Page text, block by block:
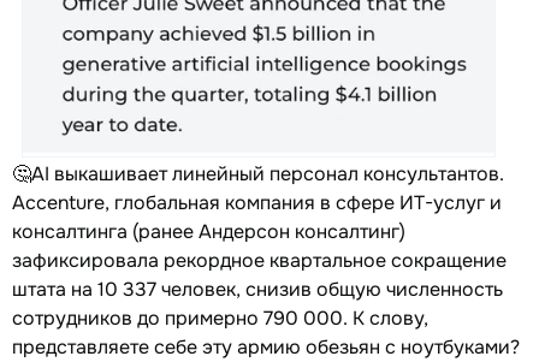
🤔AI выкашивает линейный персонал консультантов.
Accenture, глобальная компания в сфере ИТ-услуг и
консалтинга (ранее Андерсон консалтинг)
зафиксировала рекордное квартальное сокращение
штата на 10 337 человек, снизив общую численность
сотрудников до примерно 790 000. К слову,
представляете себе эту армию обезьян с ноутбуками?